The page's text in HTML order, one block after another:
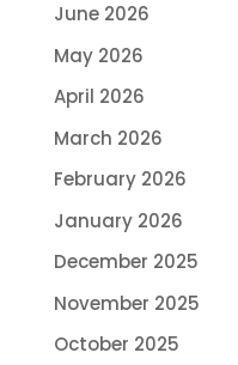
June 2026
May 2026
April 2026
March 2026
February 2026
January 2026
December 2025
November 2025
October 2025